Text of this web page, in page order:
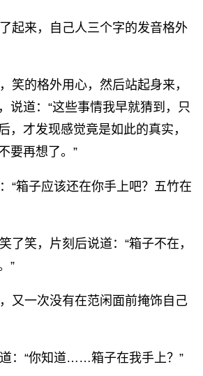
起来，自己人三个字的发音格外
笑的格外用心，然后站起身来，
说道：“这些事情我早就猜到，只
，才发现感觉竟是如此的真实，
要再想了。”
“箱子应该还在你手上吧？五竹在
笑，片刻后说道：“箱子不在，
”
又一次没有在范闲面前掩饰自己
：“你知道……箱子在我手上？”